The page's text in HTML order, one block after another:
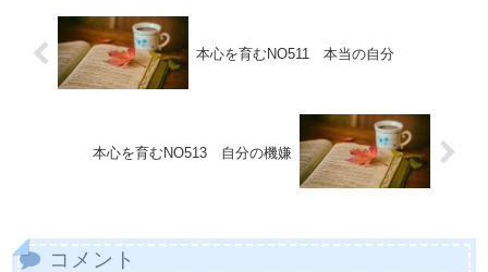
本心を育むNO511 本当の自分
本心を育むNO513 自分の機嫌
コメント